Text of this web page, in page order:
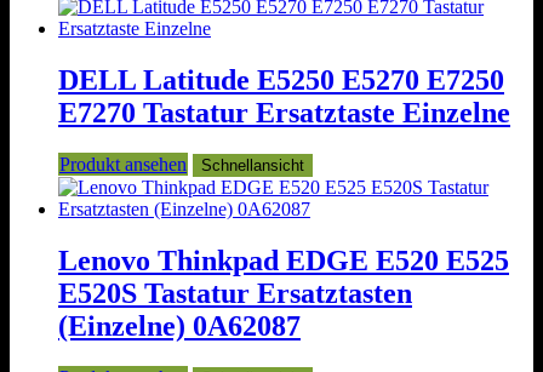
DELL Latitude E5250 E5270 E7250
E7270 Tastatur Ersatztaste Einzelne
Produkt ansehen Schnellansicht
Lenovo Thinkpad EDGE E520 E525
E520S Tastatur Ersatztasten
(Einzelne) 0A62087